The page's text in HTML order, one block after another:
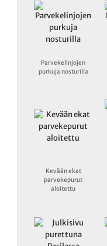
Parvekelinjojen
purkuja nosturilla
Kevään ekat
parvekepurut
aloitettu